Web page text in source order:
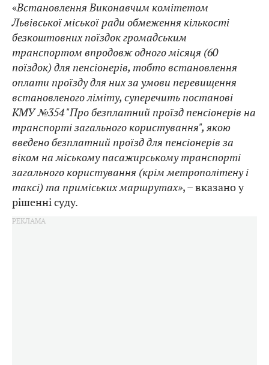
«Встановлення Виконавчим комітетом
Львівської міської ради обмеження кількості
безкоштовних поїздок громадським
транспортом впродовж одного місяця (60
поїздок) для пенсіонерів, тобто встановлення
оплати проїзду для них за умови перевищення
встановленого ліміту, суперечить постанові
КМУ №354 "Про безплатний проїзд пенсіонерів на
транспорті загального користування", якою
введено безплатний проїзд для пенсіонерів за
віком на міському пасажирському транспорті
загального користування (крім метрополітену і
таксі) та приміських маршрутах», – вказано у
рішенні суду.